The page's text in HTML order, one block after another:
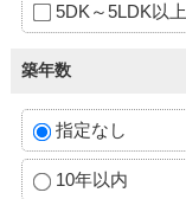
5DK～5LDK以上
築年数
指定なし
10年以内